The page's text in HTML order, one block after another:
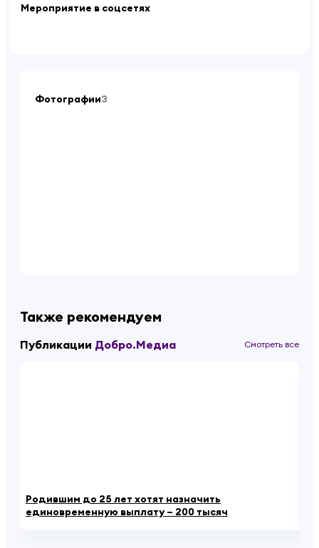
Мероприятие в соцсетях
Фотографии3
Также рекомендуем
Публикации Добро.Медиа Смотреть все
Родившим до 25 лет хотят назначить
единовременную выплату – 200 тысяч